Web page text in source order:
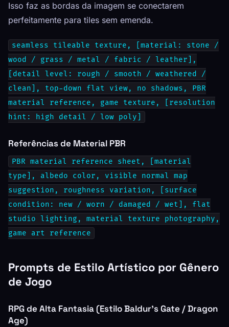
Isso faz as bordas da imagem se conectarem
perfeitamente para tiles sem emenda.
seamless tileable texture, [material: stone /
wood / grass / metal / fabric / leather],
[detail level: rough / smooth / weathered /
clean], top-down flat view, no shadows, PBR
material reference, game texture, [resolution
hint: high detail / low poly]
Referências de Material PBR
PBR material reference sheet, [material
type], albedo color, visible normal map
suggestion, roughness variation, [surface
condition: new / worn / damaged / wet], flat
studio lighting, material texture photography,
game art reference
Prompts de Estilo Artístico por Gênero
de Jogo
RPG de Alta Fantasia (Estilo Baldur’s Gate / Dragon
Age)